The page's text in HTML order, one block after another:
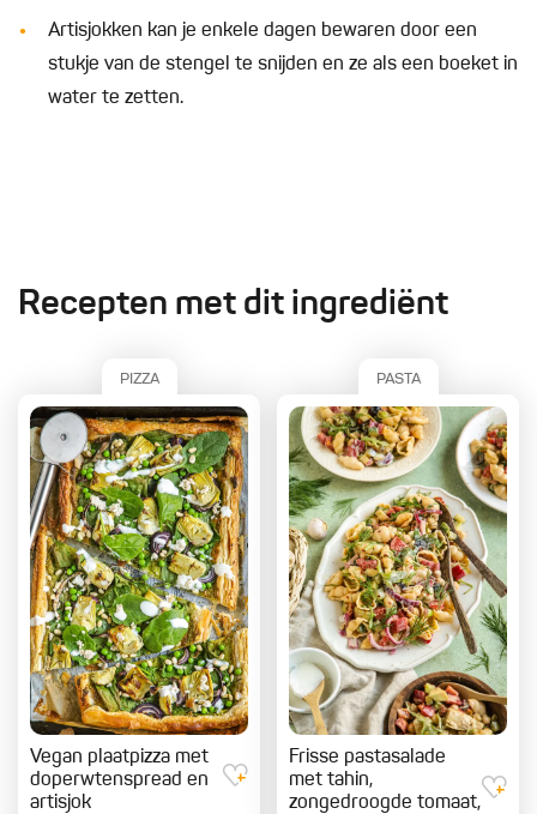
Artisjokken kan je enkele dagen bewaren door een
stukje van de stengel te snijden en ze als een boeket in
water te zetten.
Recepten met dit ingrediënt
PIZZA
Vegan plaatpizza met
doperwtenspread en
artisjok
PASTA
Frisse pastasalade
met tahin,
zongedroogde tomaat,